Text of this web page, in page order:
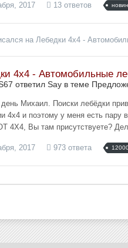
2017 13 ответов
на Лебедки 4х4 -
4х4 - Автомобильные
ответил Say в теме
Михаил. Поиски лебёдки
4х4 и поэтому у меня есть
4Х4, Вы там присутствуете?
2017 973 ответа